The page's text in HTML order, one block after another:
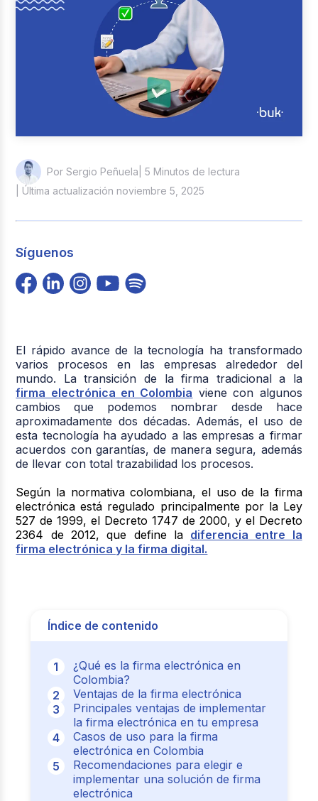
Columna del Experto
Entrevistas
Por Sergio Peñuela | 5 Minutos de lectura
| Última actualización noviembre 5, 2025
Síguenos
El rápido avance de la tecnología ha transformado
varios procesos en las empresas alrededor del
mundo. La transición de la firma tradicional a la
firma electrónica en Colombia viene con algunos
cambios que podemos nombrar desde hace
aproximadamente dos décadas. Además, el uso de
esta tecnología ha ayudado a las empresas a firmar
acuerdos con garantías, de manera segura, además
de llevar con total trazabilidad los procesos.
Según la normativa colombiana, el uso de la firma
electrónica está regulado principalmente por la Ley
527 de 1999, el Decreto 1747 de 2000, y el Decreto
2364 de 2012, que define la diferencia entre la
firma electrónica y la firma digital.
Índice de contenido
¿Qué es la firma electrónica en
Colombia?
Ventajas de la firma electrónica
Principales ventajas de implementar
la firma electrónica en tu empresa
Casos de uso para la firma
electrónica en Colombia
Recomendaciones para elegir e
implementar una solución de firma
electrónica